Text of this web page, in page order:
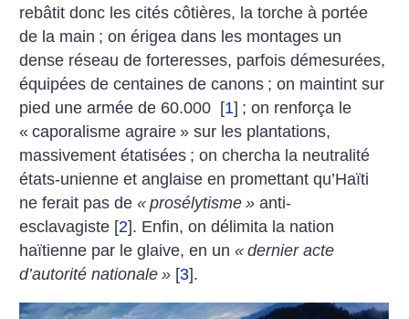
rebâtit donc les cités côtières, la torche à portée
de la main ; on érigea dans les montages un
dense réseau de forteresses, parfois démesurées,
équipées de centaines de canons ; on maintint sur
pied une armée de 60.000 [1] ; on renforça le
« caporalisme agraire » sur les plantations,
massivement étatisées ; on chercha la neutralité
états-unienne et anglaise en promettant qu’Haïti
ne ferait pas de« prosélytisme » anti-
esclavagiste [2]. Enfin, on délimita la nation
haïtienne par le glaive, en un« dernier acte
d’autorité nationale » [3].